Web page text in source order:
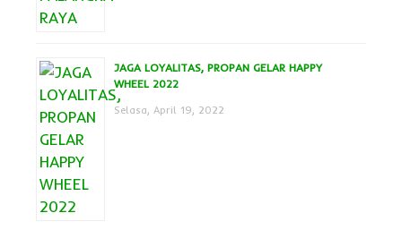
JAGA LOYALITAS, PROPAN GELAR HAPPY
WHEEL 2022
Selasa, April 19, 2022